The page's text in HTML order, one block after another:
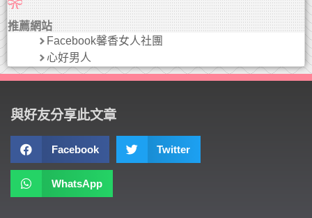
推薦網站
Facebook馨香女人社團
心好男人
與好友分享此文章
Facebook Twitter
WhatsApp